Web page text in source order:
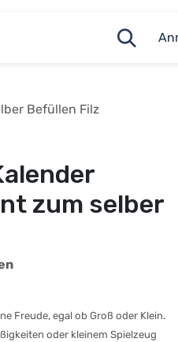
Befüllen Filz
zum selber
Freude, egal ob Groß oder Klein.
oder kleinem Spielzeug